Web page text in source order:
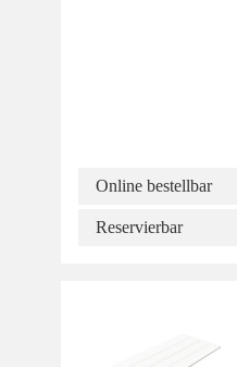
Online bestellbar
Reservierbar